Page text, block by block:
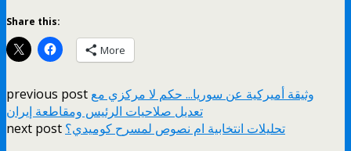
Share this:
More
previous post وثيقة أميركية عن سوريا... حكم لا مركزي مع
تعديل صلاحيات الرئيس ومقاطعة إيران
next post تحليلات انتخابية ام نصوص لمسرح كوميدي؟